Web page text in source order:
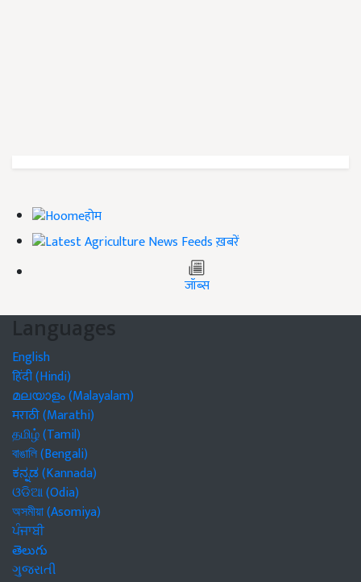
होम
ख़बरें
जॉब्स
Languages
English
हिंदी (Hindi)
മലയാളം (Malayalam)
मराठी (Marathi)
தமிழ் (Tamil)
বাঙালি (Bengali)
ಕನ್ನಡ (Kannada)
ଓଡିଆ (Odia)
অসমীয়া (Asomiya)
ਪੰਜਾਬੀ
తెలుగు
ગુજરાતી